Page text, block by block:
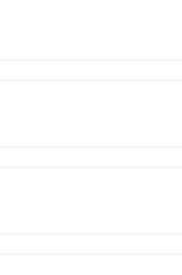
Önlük Hakim Yaka